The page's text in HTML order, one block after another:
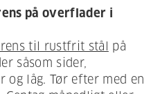
på overflader i
til rustfrit stål
på
såsom sider,
og låg. Tør efter med en